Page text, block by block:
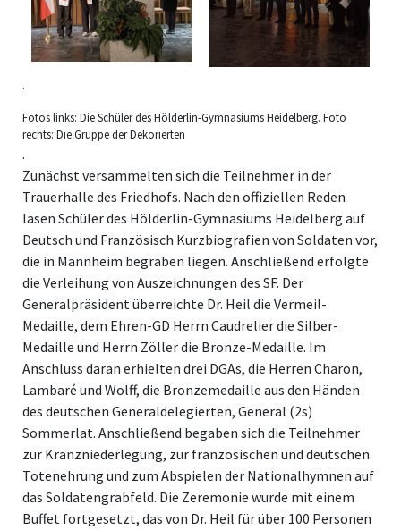
.
Fotos links: Die Schüler des Hölderlin-Gymnasiums Heidelberg. Foto
rechts: Die Gruppe der Dekorierten
.
Zunächst versammelten sich die Teilnehmer in der
Trauerhalle des Friedhofs. Nach den offiziellen Reden
lasen Schüler des Hölderlin-Gymnasiums Heidelberg auf
Deutsch und Französisch Kurzbiografien von Soldaten vor,
die in Mannheim begraben liegen. Anschließend erfolgte
die Verleihung von Auszeichnungen des SF. Der
Generalpräsident überreichte Dr. Heil die Vermeil-
Medaille, dem Ehren-GD Herrn Caudrelier die Silber-
Medaille und Herrn Zöller die Bronze-Medaille. Im
Anschluss daran erhielten drei DGAs, die Herren Charon,
Lambaré und Wolff, die Bronzemedaille aus den Händen
des deutschen Generaldelegierten, General (2s)
Sommerlat. Anschließend begaben sich die Teilnehmer
zur Kranzniederlegung, zur französischen und deutschen
Totenehrung und zum Abspielen der Nationalhymnen auf
das Soldatengrabfeld. Die Zeremonie wurde mit einem
Buffet fortgesetzt, das von Dr. Heil für über 100 Personen